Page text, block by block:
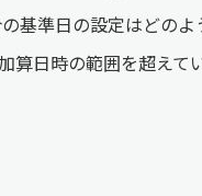
基準日の設定はどのよ
日時の範囲を超えて